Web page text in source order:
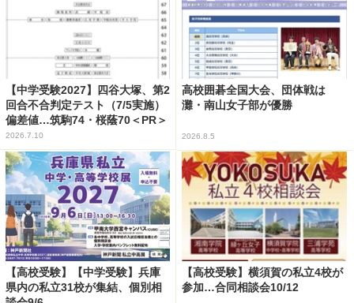
【中学受験2027】四谷大塚、第2
回合不合判定テスト（7/5実施）
偏差値…筑駒74・桜蔭70＜PR＞
2026.7.10
高校囲碁全国大会、団体戦は
灘・南山女子部が優勝
2026.8.5
【高校受験】【中学受験】兵庫
県内の私立31校が集結、個別相
【高校受験】横須賀の私立4校が
参加…合同相談会10/12